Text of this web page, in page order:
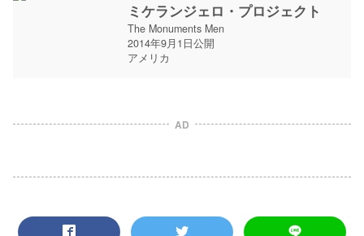
ミケランジェロ・プロジェクト
The Monuments Men
2014年9月1日公開
アメリカ
AD